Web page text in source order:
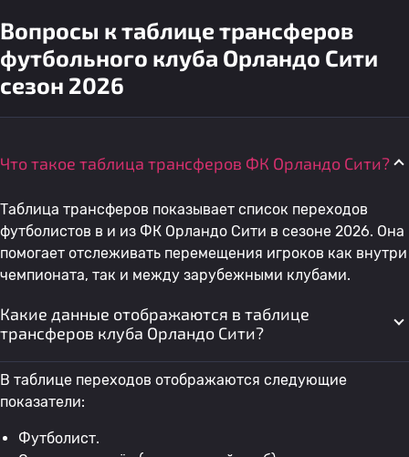
Вопросы к таблице трансферов
футбольного клуба Орландо Сити
сезон 2026
Что такое таблица трансферов ФК Орландо Сити?
Таблица трансферов показывает список переходов
футболистов в и из ФК Орландо Сити в сезоне 2026. Она
помогает отслеживать перемещения игроков как внутри
чемпионата, так и между зарубежными клубами.
Какие данные отображаются в таблице
трансферов клуба Орландо Сити?
В таблице переходов отображаются следующие
показатели:
Футболист.